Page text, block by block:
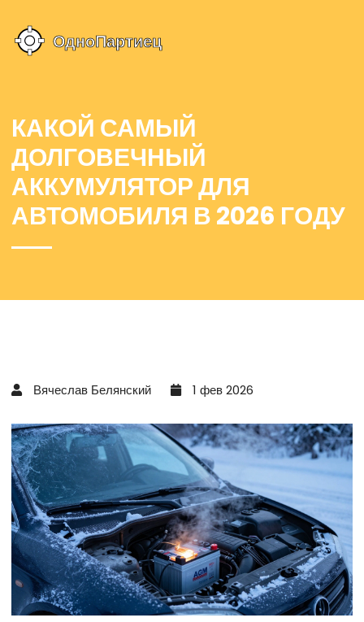
КАКОЙ САМЫЙ
ДОЛГОВЕЧНЫЙ
АККУМУЛЯТОР ДЛЯ
АВТОМОБИЛЯ В 2026 ГОДУ
Вячеслав Белянский 1 фев 2026